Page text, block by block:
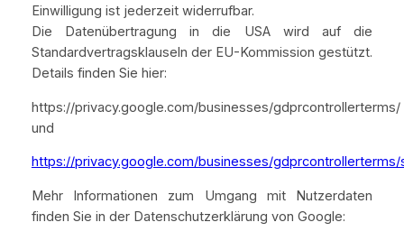
Einwilligung ist jederzeit widerrufbar.
Die Datenübertragung in die USA wird auf die
Standardvertragsklauseln der EU-Kommission gestützt.
Details finden Sie hier:
https://privacy.google.com/businesses/gdprcontrollerterms/
und
https://privacy.google.com/businesses/
Mehr Informationen zum Umgang mit Nutzerdaten
finden Sie in der Datenschutzerklärung von Google: